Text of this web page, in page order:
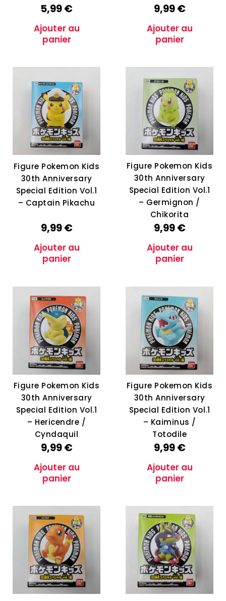
5,99€
Ajouter au
panier
9,99€
Ajouter au
panier
Figure Pokemon Kids
30th Anniversary
Special Edition Vol.1
– Captain Pikachu
9,99€
Ajouter au
panier
Figure Pokemon Kids
30th Anniversary
Special Edition Vol.1
– Germignon /
Chikorita
9,99€
Ajouter au
panier
Figure Pokemon Kids
30th Anniversary
Special Edition Vol.1
– Hericendre /
Cyndaquil
9,99€
Ajouter au
panier
Figure Pokemon Kids
30th Anniversary
Special Edition Vol.1
– Kaiminus /
Totodile
9,99€
Ajouter au
panier